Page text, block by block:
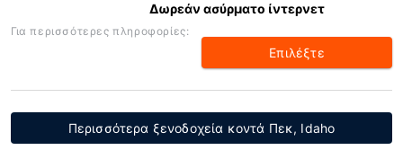
Δωρεάν ασύρματο ίντερνετ
Για περισσότερες πληροφορίες:
Επιλέξτε
Περισσότερα ξενοδοχεία κοντά Πεκ, Idaho